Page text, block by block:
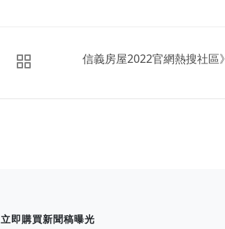
信義房屋2022官網熱搜社區
立即購買新聞稿曝光